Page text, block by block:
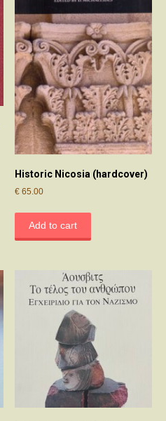
Historic Nicosia (hardcover)
€ 65.00
Add to cart